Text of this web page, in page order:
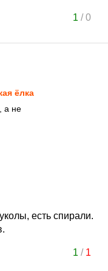
1 /0
ёлка
а не
есть спирали.
1 / 1